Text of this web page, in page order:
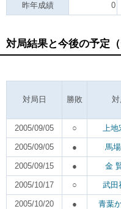
昨年成績 0
対局結果と今後の予定
対局日 勝敗
2005/09/05 ○ 上地
2005/09/05 ● 馬
2005/09/15 ● 金
2005/10/17 ○ 武田
2005/10/20 ● 青葉